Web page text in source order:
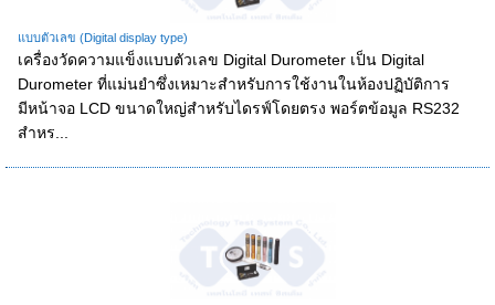
แบบตัวเลข (Digital display type)
เครื่องวัดความแข็งแบบตัวเลข Digital Durometer เป็น Digital
Durometer ที่แม่นยำซึ่งเหมาะสำหรับการใช้งานในห้องปฏิบัติการ
มีหน้าจอ LCD ขนาดใหญ่สำหรับไดรฟ์โดยตรง พอร์ตข้อมูล RS232
สำหร...